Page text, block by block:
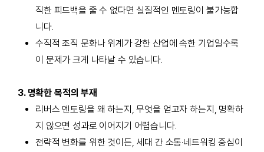
직한 피드백을 줄 수 없다면 실질적인 멘토링이 불가능합
니다.
수직적 조직 문화나 위계가 강한 산업에 속한 기업일수록
이 문제가 크게 나타날 수 있습니다.
3. 명확한 목적의 부재
리버스 멘토링을 왜 하는지, 무엇을 얻고자 하는지, 명확하
지 않으면 성과로 이어지기 어렵습니다.
전략적 변화를 위한 것이든, 세대 간 소통·네트워킹 중심이